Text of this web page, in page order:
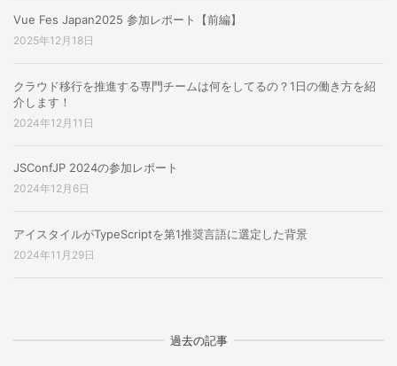
Vue Fes Japan2025 参加レポート【前編】
2025年12月18日
クラウド移行を推進する専門チームは何をしてるの？1日の働き方を紹
介します！
2024年12月11日
JSConfJP 2024の参加レポート
2024年12月6日
アイスタイルがTypeScriptを第1推奨言語に選定した背景
2024年11月29日
過去の記事